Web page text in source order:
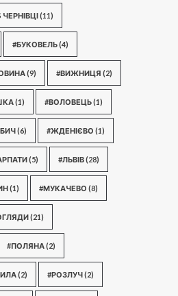
ЧЕРНІВЦІ(11)
#БУКОВЕЛЬ(4)
(9) #ВИЖНИЦЯ (2)
(1) #ВОЛОВЕЦЬ(1)
(6) #ЖДЕНІЄВО (1)
(5) #ЛЬВІВ(28)
(1) #МУКАЧЕВО (8)
(21)
#ПОЛЯНА(2)
(2) #РОЗЛУЧ(2)